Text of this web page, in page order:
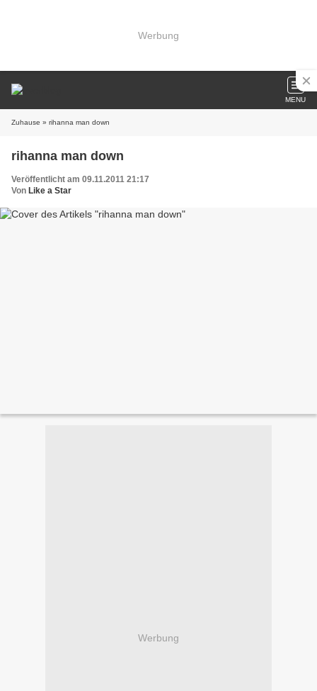
Werbung
MENU
Zuhause » rihanna man down
rihanna man down
Veröffentlicht am 09.11.2011 21:17
Von Like a Star
Werbung